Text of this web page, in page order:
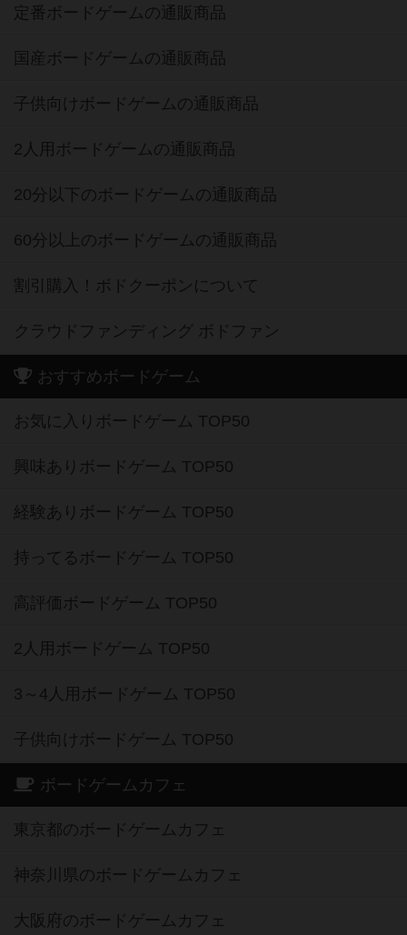
定番ボードゲームの通販商品
国産ボードゲームの通販商品
子供向けボードゲームの通販商品
2人用ボードゲームの通販商品
20分以下のボードゲームの通販商品
60分以上のボードゲームの通販商品
割引購入！ボドクーポンについて
クラウドファンディング ボドファン
おすすめボードゲーム
お気に入りボードゲーム TOP50
興味ありボードゲーム TOP50
経験ありボードゲーム TOP50
持ってるボードゲーム TOP50
高評価ボードゲーム TOP50
2人用ボードゲーム TOP50
3～4人用ボードゲーム TOP50
子供向けボードゲーム TOP50
ボードゲームカフェ
東京都のボードゲームカフェ
神奈川県のボードゲームカフェ
大阪府のボードゲームカフェ